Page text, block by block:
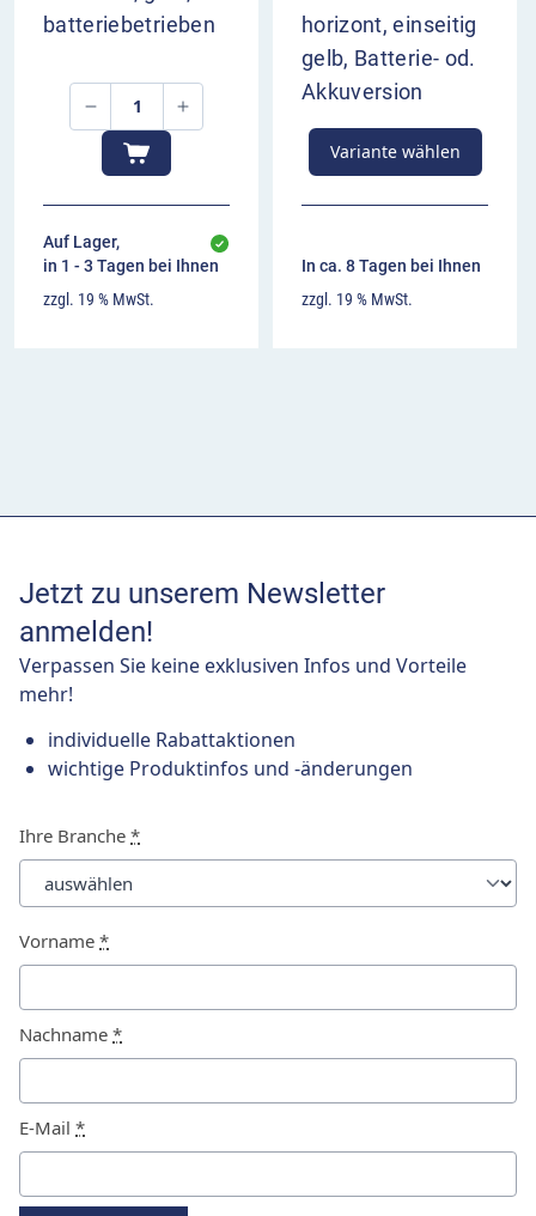
batteriebetrieben
Auf Lager,
in 1 - 3 Tagen bei Ihnen
zzgl. 19 % MwSt.
horizont, einseitig
gelb, Batterie- od.
Akkuversion
Variante wählen
In ca. 8 Tagen bei Ihnen
zzgl. 19 % MwSt.
Jetzt zu unserem Newsletter
anmelden!
Verpassen Sie keine exklusiven Infos und Vorteile
mehr!
individuelle Rabattaktionen
wichtige Produktinfos und -änderungen
Ihre Branche *
Vorname *
Nachname *
E-Mail *